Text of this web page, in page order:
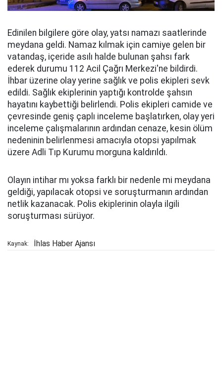
Edinilen bilgilere göre olay, yatsı namazı saatlerinde
meydana geldi. Namaz kılmak için camiye gelen bir
vatandaş, içeride asılı halde bulunan şahsı fark
ederek durumu 112 Acil Çağrı Merkezi'ne bildirdi.
İhbar üzerine olay yerine sağlık ve polis ekipleri sevk
edildi. Sağlık ekiplerinin yaptığı kontrolde şahsın
hayatını kaybettiği belirlendi. Polis ekipleri camide ve
çevresinde geniş çaplı inceleme başlatırken, olay yeri
inceleme çalışmalarının ardından cenaze, kesin ölüm
nedeninin belirlenmesi amacıyla otopsi yapılmak
üzere Adli Tıp Kurumu morguna kaldırıldı.
Olayın intihar mı yoksa farklı bir nedenle mi meydana
geldiği, yapılacak otopsi ve soruşturmanın ardından
netlik kazanacak. Polis ekiplerinin olayla ilgili
soruşturması sürüyor.
Kaynak: İhlas Haber Ajansı